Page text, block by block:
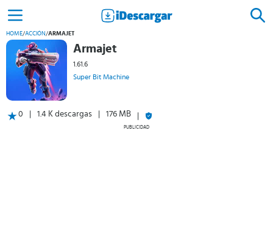
HOME/ACCIÓN/ARMAJET
Armajet
1.61.6
Super Bit Machine
0 1.4 K descargas 176 MB
PUBLICIDAD